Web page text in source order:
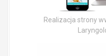
Realizacja strony